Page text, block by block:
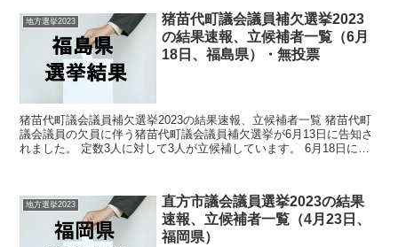
地方選挙2023
猪苗代町議会議員補欠選挙2023
の結果速報、立候補者一覧（6月
18日、福島県）・無投票
猪苗代町議会議員補欠選挙2023の結果速報、立候補者一覧 猪苗代町
議会議員の欠員に伴う猪苗代町議会議員補欠選挙が6月13日に告知さ
れました。 定数3人に対して3人が立候補しています。 6月18日に投
地方選挙2023
直方市議会議員選挙2023の結果
速報、立候補者一覧（4月23日、
福岡県）